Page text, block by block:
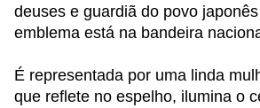
deuses e guardiã do povo
emblema está na bandeira
É representada por uma linda
que reflete no espelho, ilumina o